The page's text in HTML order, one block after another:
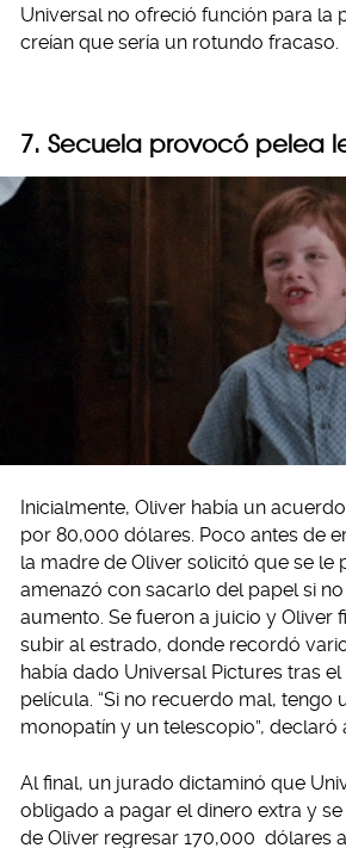
Universal no ofreció función para la
creían que sería un rotundo fracaso.
7. Secuela provocó pelea
Inicialmente, Oliver había un
por 80,000 dólares. Poco antes de
la madre de Oliver solicitó que se le
amenazó con sacarlo del papel si
aumento. Se fueron a juicio y Oliver
subir al estrado, donde recordó
había dado Universal Pictures tras
película. “Si no recuerdo mal, tengo
monopatín y un telescopio”, declaró
Al final, un jurado dictaminó que
obligado a pagar el dinero extra y
de Oliver regresar 170,000 dólares